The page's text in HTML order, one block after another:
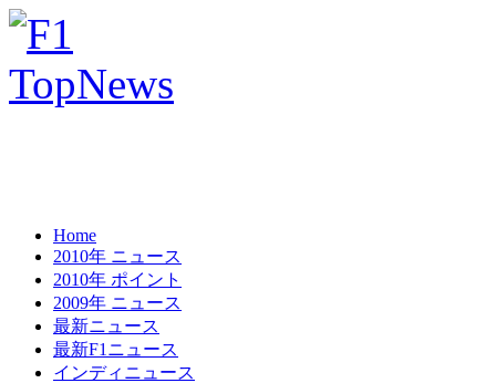
Home
2010年 ニュース
2010年 ポイント
2009年 ニュース
最新ニュース
最新F1ニュース
インディニュース